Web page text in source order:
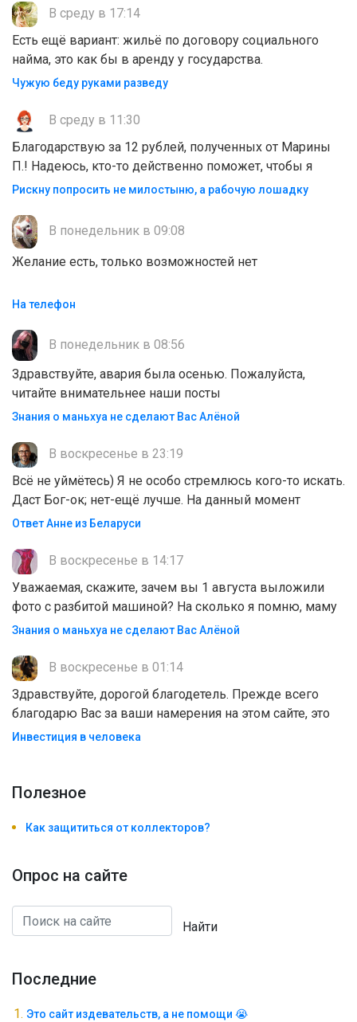
В среду в 17:14
Есть ещё вариант: жильё по договору социального
найма, это как бы в аренду у государства.
Чужую беду руками разведу
В среду в 11:30
Благодарствую за 12 рублей, полученных от Марины
П.! Надеюсь, кто-то действенно поможет, чтобы я
Рискну попросить не милостыню, а рабочую лошадку
В понедельник в 09:08
Желание есть, только возможностей нет
На телефон
В понедельник в 08:56
Здравствуйте, авария была осенью. Пожалуйста,
читайте внимательнее наши посты
Знания о маньхуа не сделают Вас Алëной
В воскресенье в 23:19
Всё не уймётесь) Я не особо стремлюсь кого-то искать.
Даст Бог-ок; нет-ещё лучше. На данный момент
Ответ Анне из Беларуси
В воскресенье в 14:17
Уважаемая, скажите, зачем вы 1 августа выложили
фото с разбитой машиной? На сколько я помню, маму
Знания о маньхуа не сделают Вас Алëной
В воскресенье в 01:14
Здравствуйте, дорогой благодетель. Прежде всего
благодарю Вас за ваши намерения на этом сайте, это
Инвестиция в человека
Полезноe
Как защититься от коллекторов?
Опрос на сайте
Найти
Последние
Это сайт издевательств, а не помощи 😭